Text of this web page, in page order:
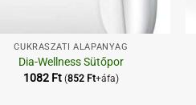
CUKRÁSZATI ALAPANYAG
Dia-Wellness Sütőpor
1082 Ft (852 Ft+áfa)